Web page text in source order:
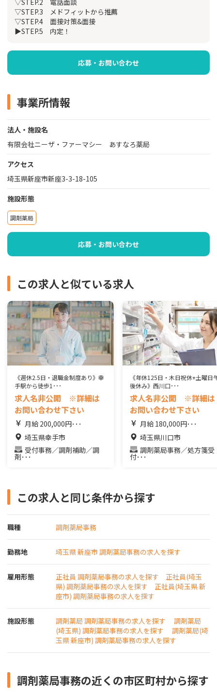
▽STEP.3 メドフィットから推薦
▽STEP.4 面接対策&面接
▶STEP.5 内定！
応募・お問い合わせ
事業所情報
法人・施設名
有限会社ニーザ・ファーマシー あすなろ薬局
アクセス
埼玉県新座市新座3-3-18-105
施設形態
調剤薬局
応募・お問い合わせ
この求人と似ている求人
《週休2.5日・退職金制度あり》幸
手駅から徒歩1･･･
求人名非公開 ※詳細は
お問い合わせ下さい
月給 200,000円･･･
埼玉県幸手市
受付事務／調剤補助／調
剤･･･
《年休125日・木日祝休+土曜日
後休み》西川口･･･
求人名非公開 ※詳細は
お問い合わせ下さい
月給 180,000円･･･
埼玉県川口市
調剤薬局事務／処方箋受
付･･･
この求人と同じ条件から探す
職種 調剤薬局事務
勤務地 埼玉県 新座市 調剤薬局事務の求人を探す
雇用形態 正社員 調剤薬局事務の求人を探す
正社員(埼玉
県) 調剤薬局事務の求人を探す
正社員(埼玉県 新
座市) 調剤薬局事務の求人を探す
施設形態 調剤薬局 調剤薬局事務の求人を探す
調剤薬局
(埼玉県) 調剤薬局事務の求人を探す
調剤薬局(埼
玉県 新座市) 調剤薬局事務の求人を探す
調剤薬局事務の近くの市区町村から探す